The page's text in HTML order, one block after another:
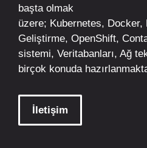
başta olmak
üzere; Kubernetes, Docker,
Geliştirme, OpenShift,
sistemi, Veritabanları, Ağ
birçok konuda
İletişim